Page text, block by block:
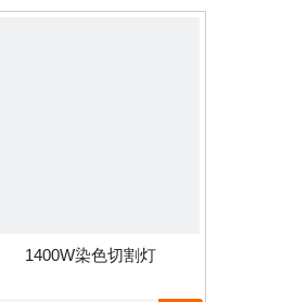
1400W染色切割灯